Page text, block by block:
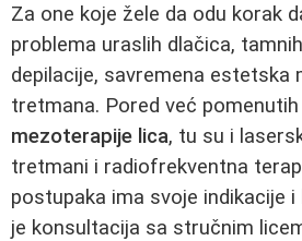
Za one koje žele da odu korak
problema uraslih dlačica,
depilacije, savremena estetska
tretmana. Pored već pomenutih
mezoterapije lica, tu su i
tretmani i radiofrekventna
postupaka ima svoje indikacije
je konsultacija sa stručnim